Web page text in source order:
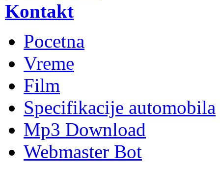
Kontakt
Pocetna
Vreme
Film
Specifikacije automobila
Mp3 Download
Webmaster Bot